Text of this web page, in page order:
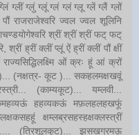
ग्लीं ग्लुं ग्लूं ग्लं ग्लं ग्लू ग्लें ग्लैं ग्लों
राजराजेश्वरि ज्वल ज्वल शूलिनि
श्रीं श्रीं श्रीं फट् फट्
ह्रीं क्लीं प्लूं ऐं ह्रीं क्लीं पौं क्षीं
राज्यसिद्धिलक्ष्मि ओं क्रः हूं आं क्रों
)... (नक्षत्र- कूट )... सकहलमक्षखवूं
(काम्यकूट)... यम्लवी...
हहव्यकऊं मफ़लहलहखफूं
क्षम्लब्रसहस्हक्षक्लस्त्रीं
(त्रिशूलकूट)... झसखग्रमऊ